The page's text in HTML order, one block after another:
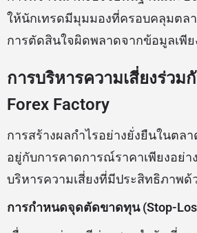
ให้นักเทรดมีมุมมองที่ครอบคลุมตล
การตัดสินใจผิดพลาดจากข้อมูลเพีย
การบริหารความเสี่ยงร่วม
Forex Factory
การสร้างผลกำไรอย่างยั่งยืนในตล
อยู่กับการคาดการณ์ราคาเพียงอย่า
บริหารความเสี่ยงที่มีประสิทธิภาพด้
การกำหนดจุดตัดขาดทุน (Stop-